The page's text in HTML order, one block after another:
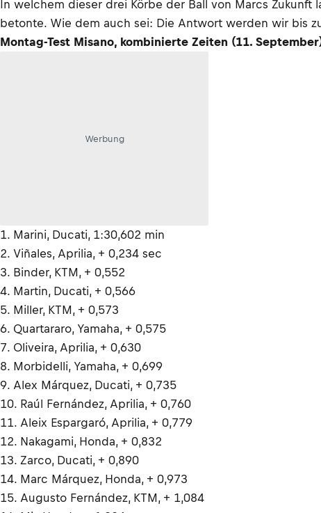
In welchem dieser drei Körbe der Ball von Marcs
betonte. Wie dem auch sei: Die Antwort werden wir bis
Montag-Test Misano, kombinierte Zeiten (11.
Werbung
1. Marini, Ducati, 1:30,602 min
2. Viñales, Aprilia, + 0,234 sec
3. Binder, KTM, + 0,552
4. Martin, Ducati, + 0,566
5. Miller, KTM, + 0,573
6. Quartararo, Yamaha, + 0,575
7. Oliveira, Aprilia, + 0,630
8. Morbidelli, Yamaha, + 0,699
9. Alex Márquez, Ducati, + 0,735
10. Raúl Fernández, Aprilia, + 0,760
11. Aleix Espargaró, Aprilia, + 0,779
12. Nakagami, Honda, + 0,832
13. Zarco, Ducati, + 0,890
14. Marc Márquez, Honda, + 0,973
15. Augusto Fernández, KTM, + 1,084